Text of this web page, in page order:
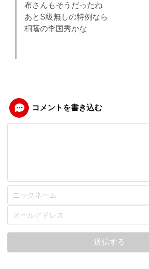
布さんもそうだったね
あとS級無しの特例なら
桐蔭の李国秀かな
コメントを書き込む